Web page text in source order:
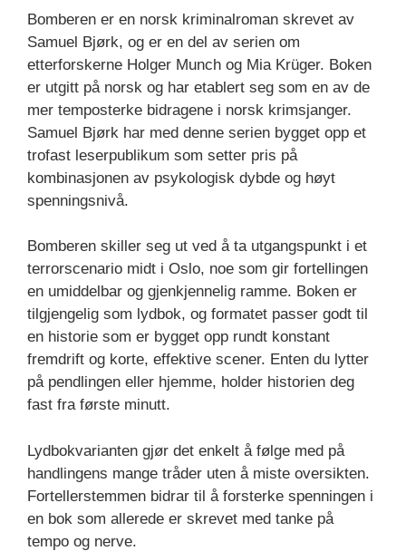
Bomberen er en norsk kriminalroman skrevet av
Samuel Bjørk, og er en del av serien om
etterforskerne Holger Munch og Mia Krüger. Boken
er utgitt på norsk og har etablert seg som en av de
mer temposterke bidragene i norsk krimsjanger.
Samuel Bjørk har med denne serien bygget opp et
trofast leserpublikum som setter pris på
kombinasjonen av psykologisk dybde og høyt
spenningsnivå.
Bomberen skiller seg ut ved å ta utgangspunkt i et
terrorscenario midt i Oslo, noe som gir fortellingen
en umiddelbar og gjenkjennelig ramme. Boken er
tilgjengelig som lydbok, og formatet passer godt til
en historie som er bygget opp rundt konstant
fremdrift og korte, effektive scener. Enten du lytter
på pendlingen eller hjemme, holder historien deg
fast fra første minutt.
Lydbokvarianten gjør det enkelt å følge med på
handlingens mange tråder uten å miste oversikten.
Fortellerstemmen bidrar til å forsterke spenningen i
en bok som allerede er skrevet med tanke på
tempo og nerve.